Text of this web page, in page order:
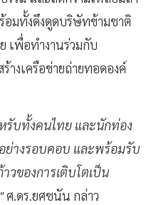
อมทั้งดึงดูดบริษัทข้ามชาติ
เพื่อทำงานร่วมกับ
างเครือข่ายถ่ายทอดองค์
รับทั้งคนไทย และนักท่อง
ย่างรอบคอบ และพร้อมรับ
วของการเติบโตเป็น
ศ.ดร.ยศชนัน กล่าว